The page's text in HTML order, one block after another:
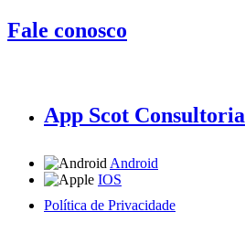
Fale conosco
App Scot Consultoria
Android
IOS
Política de Privacidade